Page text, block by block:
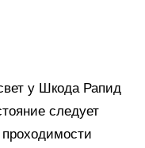
у Шкода Рапид
следует